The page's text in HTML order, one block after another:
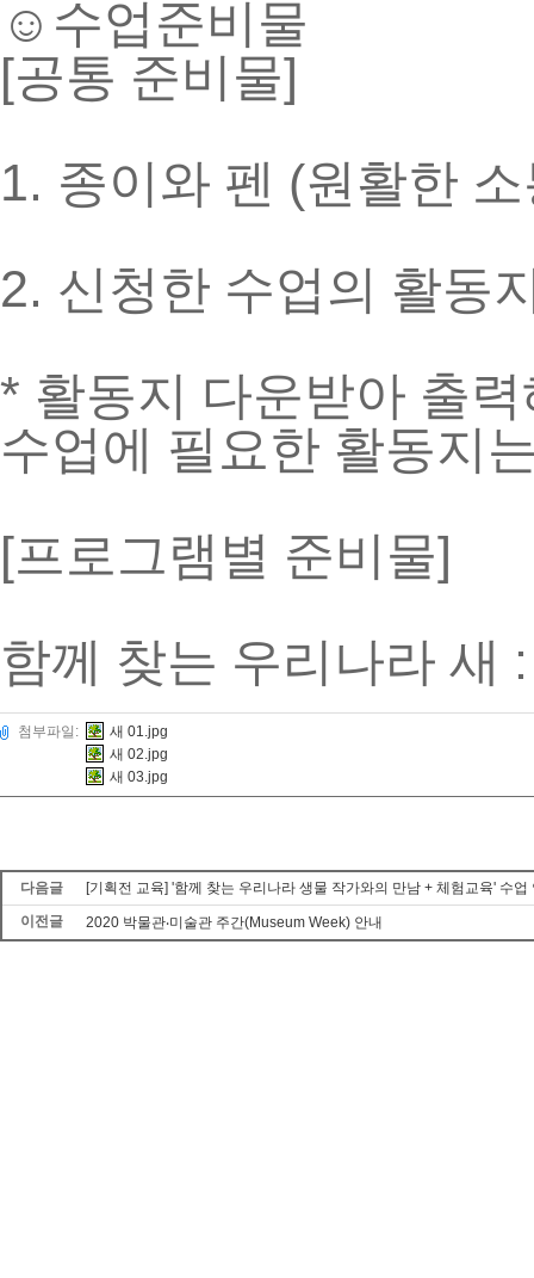
☺ 수업준비물
[공통 준비물]
1. 종이와 펜 (원활한
2. 신청한 수업의 활동
* 활동지 다운받아 출
수업에 필요한 활동지
[프로그램별 준비물]
함께 찾는 우리나라 새
첨부파일:
새 01.jpg
새 02.jpg
새 03.jpg
다음글
[기획전 교육] '함께 찾는 우리나라 생물 작가와의 만남 + 체험교육' 수
이전글
2020 박물관‧미술관 주간(Museum Week) 안내